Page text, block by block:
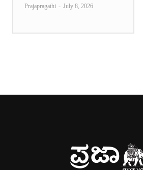
Prajapragathi - July 8, 2026